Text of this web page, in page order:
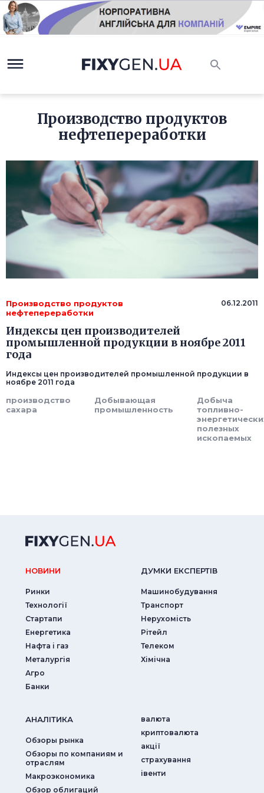
Производство продуктов
нефтепереработки
Производство продуктов
нефтепереработки
06.12.2011
Индексы цен производителей
промышленной продукции в ноябре 2011
года
Индексы цен производителей промышленной продукции в
ноябре 2011 года
производство
сахара
Добывающая
промышленность
Добыча
топливно-
полезных
ископаемых
НОВИНИ
Ринки
Технології
Стартапи
Енергетика
Нафта і газ
Металургія
Агро
Банки
ДУМКИ ЕКСПЕРТIВ
Машинобудування
Транспорт
Нерухомість
Рітейл
Телеком
Хімічна
АНАЛIТИКА
Обзоры рынка
Обзоры по компаниям и
отраслям
Макроэкономика
Обзор облигаций
валюта
криптовалюта
акції
страхування
iвенти